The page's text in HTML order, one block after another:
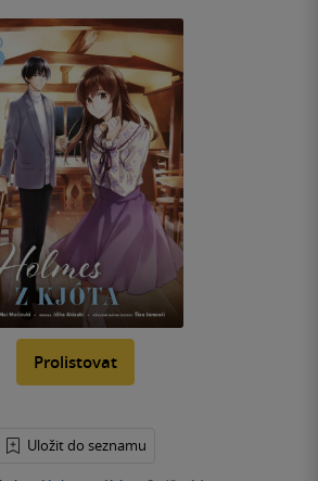
Prolistovat
Uložit do seznamu